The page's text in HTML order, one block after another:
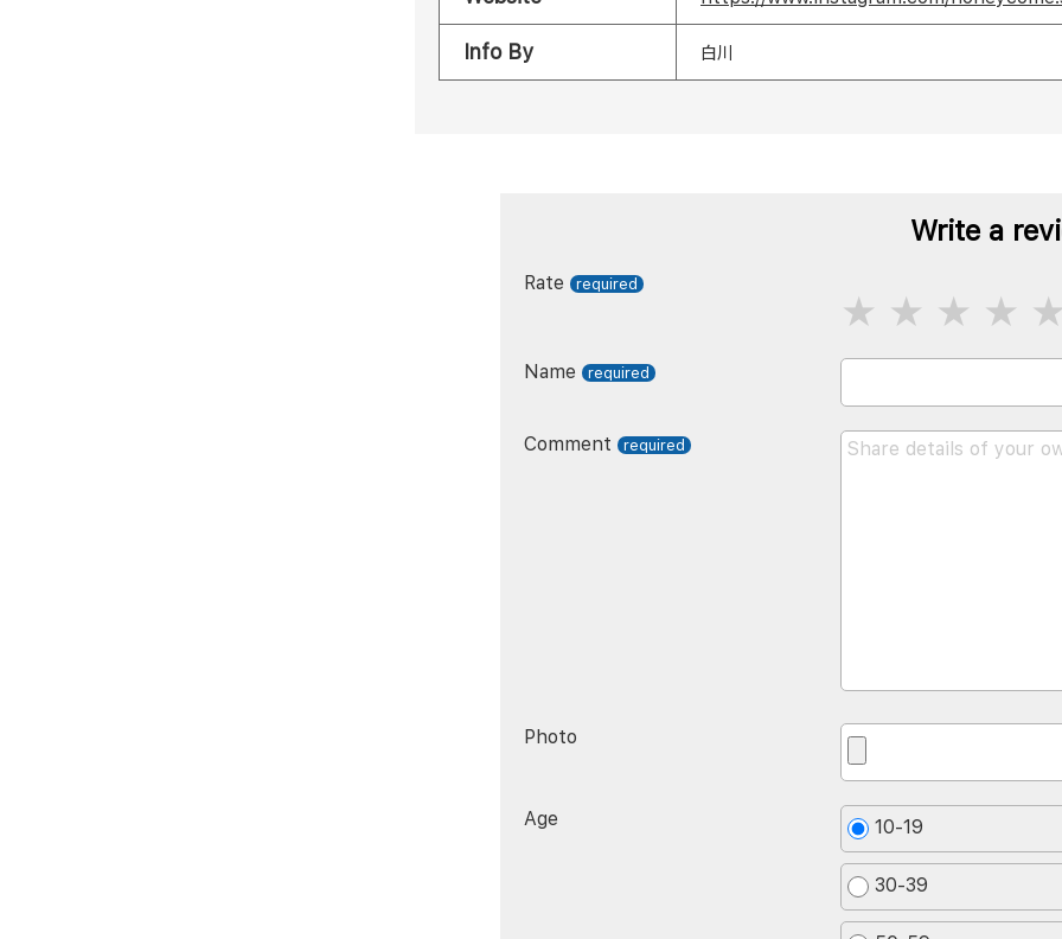
Info By 白川
Write a
Rate
Name
Comment
Photo
Age 10-19
30-39